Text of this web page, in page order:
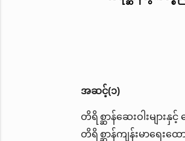
အဆင့်(၁)
တိရိစ္ဆာန်ဆေးဝါးမျာ
တိရိစ္ဆာန်ကျန်းမာရေး